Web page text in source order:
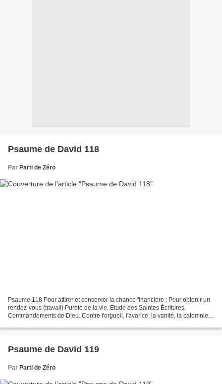
Psaume de David 118
Par Parti de Zéro
Psaume 118 Pour attirer et conserver la chance financière ; Pour obtenir un
rendez-vous (travail) Pureté de la vie. Etude des Saintes Écritures.
Commandements de Dieu. Contre l'orgueil, l'avarice, la vanité, la calomnie,
Psaume de David 119
Par Parti de Zéro